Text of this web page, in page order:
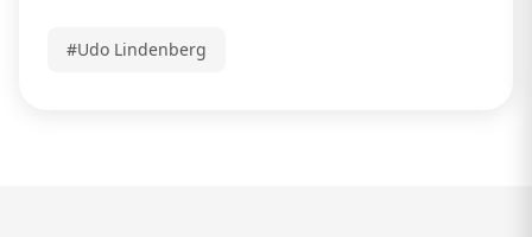
#Udo Lindenberg